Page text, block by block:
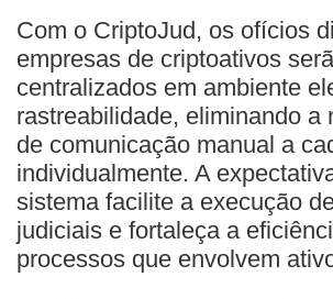
Com o CriptoJud, os ofícios
empresas de criptoativos
centralizados em ambiente
rastreabilidade, eliminando a
de comunicação manual a
individualmente. A
sistema facilite a execução
judiciais e fortaleça a
processos que envolvem